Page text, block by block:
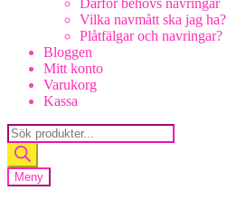
Därför behövs navringar
Vilka navmått ska jag ha?
Plåtfälgar och navringar?
Bloggen
Mitt konto
Varukorg
Kassa
Products
search
Meny